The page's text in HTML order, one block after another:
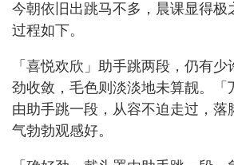
今朝依旧出跳马不多，晨课显得极
过程如下。
「喜悦欢欣」助手跳两段，仍有
劲收敛，毛色则淡淡地未算靓。「
由助手跳一段，从容不迫走过，落
气勃勃观感好。